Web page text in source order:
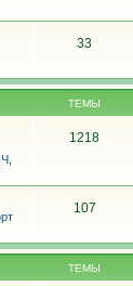
33
ТЕМЫ
1218
107
ТЕМЫ